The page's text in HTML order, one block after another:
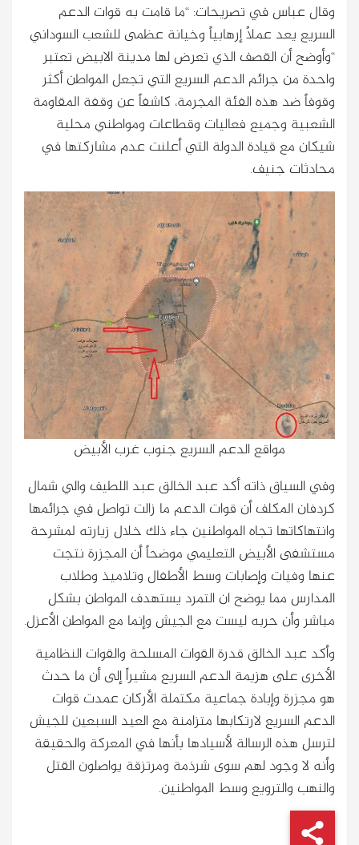
وقال عباس في تصريحات: “ما قامت به قوات الدعم
السريع يعد عملاً إرهابياً وخيانة عظمى للشعب السوداني
“وأوضح أن القصف الذي تعرض لها مدينة الابيض تعتبر
واحدة من جرائم الدعم السريع التي تجعل المواطن أكثر
وقوفاً ضد هذه الفئة المجرمة، كاشفاً عن وقفة المقاومة
الشعبية وجميع فعاليات وقطاعات ومواطني محلية
شيكان مع قيادة الدولة التي أعلنت عدم مشاركتها في
محادثات جنيف.
مواقع الدعم السريع جنوب غرب الأبيض
وفي السياق ذاته أكد عبد الخالق عبد اللطيف والي شمال
كردفان المكلف أن قوات الدعم ما زالت تواصل في جرائمها
وانتهاكاتها تجاه المواطنين جاء ذلك خلال زيارته لمشرحة
مستشفى الأبيض التعليمي موضحاً أن المجزرة نتجت
عنها وفيات وإصابات وسط الأطفال وتلاميذ وطلاب
المدارس مما يوضح ان التمرد يستهدف المواطن بشكل
مباشر وأن حربه ليست مع الجيش وإنما مع المواطن الأعزل.
وأكد عبد الخالق قدرة القوات المسلحة والقوات النظامية
الأخرى على هزيمة الدعم السريع مشيراً إلى أن ما حدث
هو مجزرة وإبادة جماعية مكتملة الأركان عمدت قوات
الدعم السريع لارتكابها متزامنة مع العيد السبعين للجيش
لترسل هذه الرسالة لأسيادها بأنها في المعركة والحقيقة
وأنه لا وجود لهم سوى شرذمة ومرتزقة يواصلون القتل
والنهب والترويع وسط المواطنين.